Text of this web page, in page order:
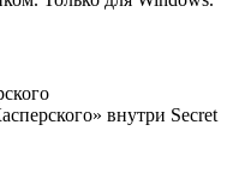
внутри Secret